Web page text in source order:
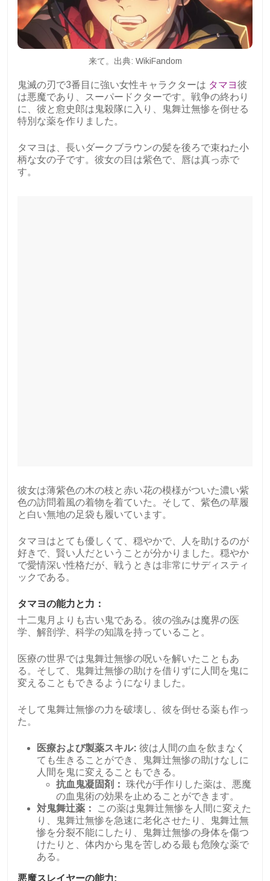
来て。出典: WikiFandom
鬼滅の刃で3番目に強い女性キャラクターは タマヨ彼
は悪魔であり、スーパードクターです。戦争の終わり
に、彼と愈史郎は鬼殺隊に入り、鬼舞辻無惨を倒せる
特別な薬を作りました。
タマヨは、長いダークブラウンの髪を後ろで束ねた小
柄な女の子です。彼女の目は紫色で、唇は真っ赤で
す。
彼女は薄紫色の木の枝と赤い花の模様がついた濃い紫
色の訪問着風の着物を着ていた。そして、紫色の草履
と白い無地の足袋も履いています。
タマヨはとても優しくて、穏やかで、人を助けるのが
好きで、賢い人だということが分かりました。穏やか
で愛情深い性格だが、戦うときは非常にサディスティ
ックである。
タマヨの能力と力：
十二鬼月よりも古い鬼である。彼の強みは魔界の医
学、解剖学、科学の知識を持っていること。
医療の世界では鬼舞辻無惨の呪いを解いたこともあ
る。そして、鬼舞辻無惨の助けを借りずに人間を鬼に
変えることもできるようになりました。
そして鬼舞辻無惨の力を破壊し、彼を倒せる薬も作っ
た。
医療および製薬スキル: 彼は人間の血を飲まなく
ても生きることができ、鬼舞辻無惨の助けなしに
人間を鬼に変えることもできる。
抗血鬼凝固剤： 珠代が手作りした薬は、悪魔
の血鬼術の効果を止めることができます。
対鬼舞辻薬：
この薬は鬼舞辻無惨を人間に変えた
り、鬼舞辻無惨を急速に老化させたり、鬼舞辻無
惨を分裂不能にしたり、鬼舞辻無惨の身体を傷つ
けたりと、体内から鬼を苦しめる最も危険な薬で
ある。
悪魔スレイヤーの能力: